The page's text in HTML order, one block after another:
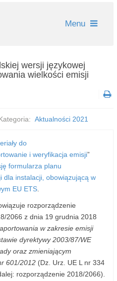
Menu
wersji językowej
wielkości emisji
Aktualności 2021
do
i weryfikacja emisji”
formularza planu
dla instalacji, obowiązującą w
EU ETS
rozporządzenie
2066 z dnia 19 grudnia 2018
w zakresie emisji
dyrektywy 2003/87/WE
oraz zmieniającym
601/2012 (Dz. Urz. UE L nr 334
rozporządzenie 2018/2066).